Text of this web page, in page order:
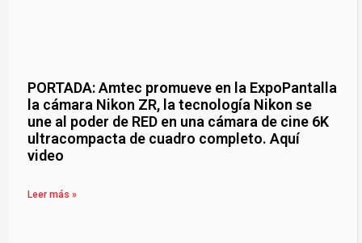
PORTADA: Amtec promueve en la ExpoPantalla
la cámara Nikon ZR, la tecnología Nikon se
une al poder de RED en una cámara de cine 6K
ultracompacta de cuadro completo. Aquí
video
Leer más »